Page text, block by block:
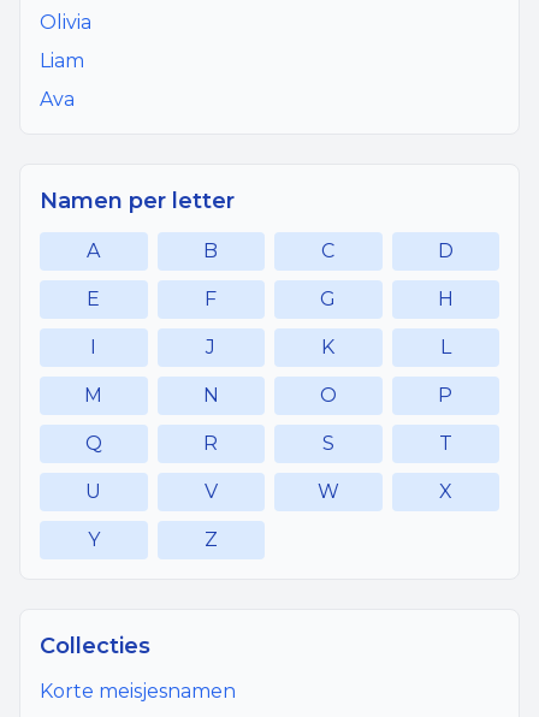
Olivia
Liam
Ava
Namen per letter
A B C D
E F G H
I J K L
M N O P
Q R S T
U V W X
Y Z
Collecties
Korte meisjesnamen